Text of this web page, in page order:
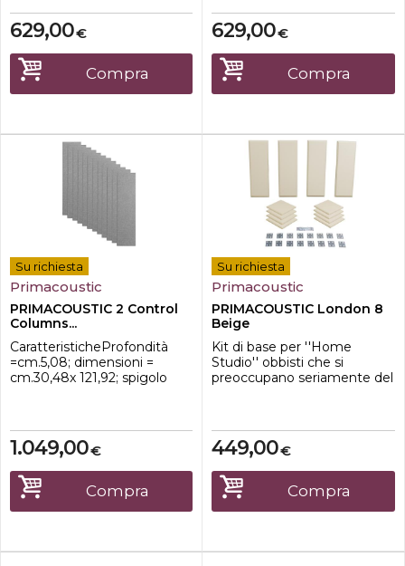
alta densità controlla alti e
medi-Ideale per piccoli
ambienti con problemi
acusticiPrimacoustic FullTrap
è una trappola per bassi ad
alta e...
€
629,00
Compra
grigio.
€
629,00
Compra
Su richiesta
Primacoustic
PRIMACOUSTIC 2 Control
Columns...
CaratteristicheProfondità
=cm.5,08; dimensioni =
cm.30,48x 121,92; spigolo
€
1.049,00
Compra
Su richiesta
Primacoustic
PRIMACOUSTIC London 8
Beige
Kit di base per ''Home
Studio'' obbisti che si
preoccupano seriamente del
laterali e 8 Scatter Blocks per
ridurre i delay. Ogni pannello
è realizzato in lana di vetro di
alta qualità. Sono compresi
gli accessor...
€
449,00
Compra